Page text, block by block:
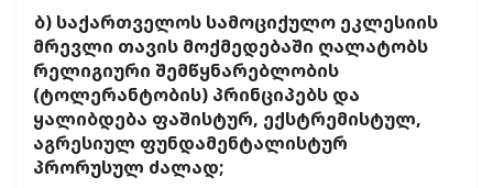
ბ) საქართველოს სამოციქულო ეკლესიის
მრევლი თავის მოქმედებაში ღალატობს
რელიგიური შემწყნარებლობის
(ტოლერანტობის) პრინციპებს და
ყალიბდება ფაშისტურ, ექსტრემისტულ,
აგრესიულ ფუნდამენტალისტურ
პრორუსულ ძალად;